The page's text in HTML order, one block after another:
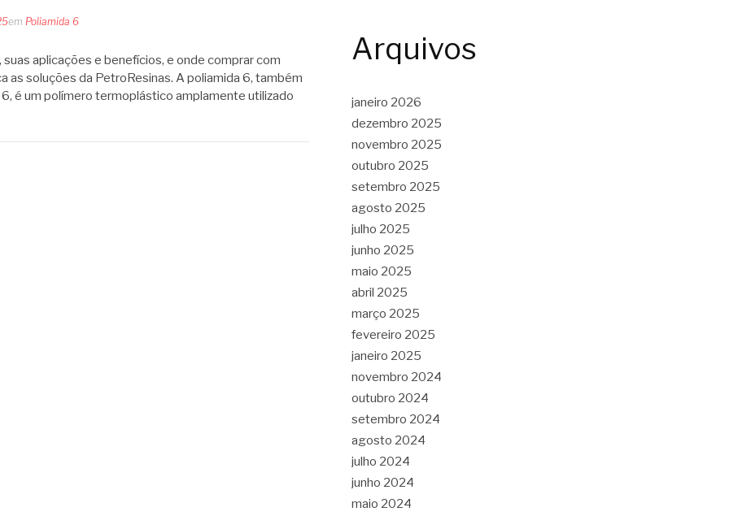
em Poliamida 6
aplicações e benefícios, e onde comprar com
as soluções da PetroResinas. A poliamida 6, também
é um polímero termoplástico amplamente utilizado
Arquivos
janeiro 2026
dezembro 2025
novembro 2025
outubro 2025
setembro 2025
agosto 2025
julho 2025
junho 2025
maio 2025
abril 2025
março 2025
fevereiro 2025
janeiro 2025
novembro 2024
outubro 2024
setembro 2024
agosto 2024
julho 2024
junho 2024
maio 2024